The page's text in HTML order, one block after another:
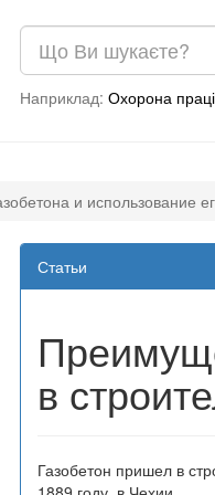
Наприклад: Охорона праці
и использование
Статьи
в
Газобетон пришел в